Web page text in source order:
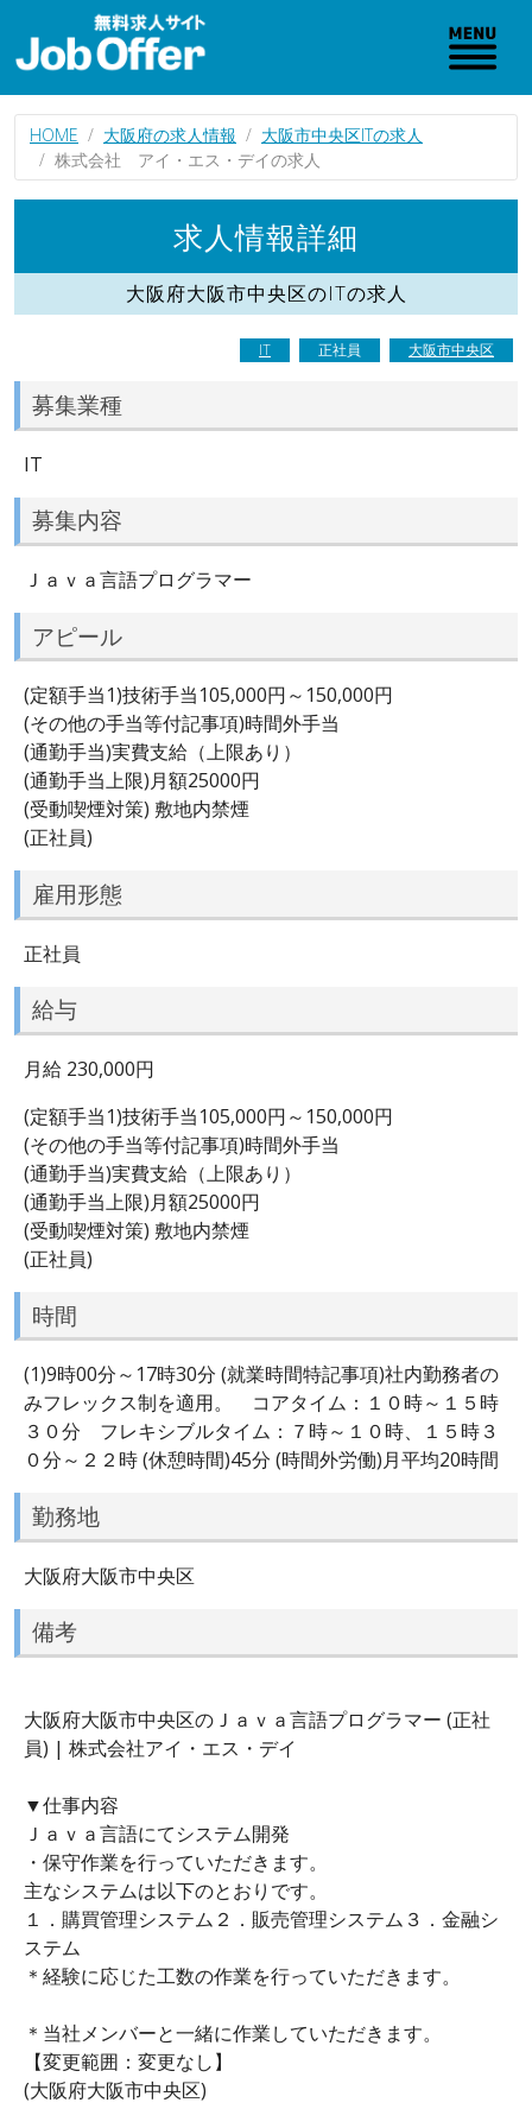
HOME 大阪府の求人情報
大阪市中央区ITの求人
株式会社 アイ・エス・デイの求人
求人情報詳細
大阪府大阪市中央区のITの求人
IT 正社員 大阪市中央区
募集業種
IT
募集内容
Ｊａｖａ言語プログラマー
アピール
(定額手当1)技術手当105,000円～150,000円
(その他の手当等付記事項)時間外手当
(通勤手当)実費支給（上限あり）
(通勤手当上限)月額25000円
(受動喫煙対策) 敷地内禁煙
(正社員)
雇用形態
正社員
給与
月給 230,000円
(定額手当1)技術手当105,000円～150,000円
(その他の手当等付記事項)時間外手当
(通勤手当)実費支給（上限あり）
(通勤手当上限)月額25000円
(受動喫煙対策) 敷地内禁煙
(正社員)
時間
(1)9時00分～17時30分 (就業時間特記事項)社内勤務者の
みフレックス制を適用。 コアタイム：１０時～１５時
３０分 フレキシブルタイム：７時～１０時、１５時３
０分～２２時 (休憩時間)45分 (時間外労働)月平均20時間
勤務地
大阪府大阪市中央区
備考
大阪府大阪市中央区のＪａｖａ言語プログラマー (正社
員) | 株式会社アイ・エス・デイ
▼仕事内容
Ｊａｖａ言語にてシステム開発
・保守作業を行っていただきます。
主なシステムは以下のとおりです。
１．購買管理システム２．販売管理システム３．金融シ
ステム
＊経験に応じた工数の作業を行っていただきます。
＊当社メンバーと一緒に作業していただきます。
【変更範囲：変更なし】
(大阪府大阪市中央区)